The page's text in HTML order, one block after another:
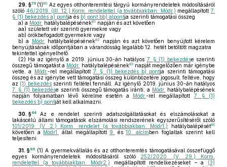
29. §79 (1)80 Az egyes otthonteremtési tárgyú kormányrendeletek módosításáról
szóló 46/2019. (III. 12.) Korm. rendelettel (a továbbiakban: Módr.) megállapított7.
§ (1) bekezdés a) pontja és b) pont bb) alpontja szerinti támogatási összeg
a) a Módr. hatálybalépésének81 napján és azt követően
aa) született vér szerinti gyermekre vagy
ab) örökbefogadott gyermekre vagy
b) a Módr. hatálybalépésének82
napján és azt követően benyújtott kérelem
benyújtásának időpontjában a várandósság legalább 12. hetét betöltött magzatra
tekintettel igényelhető.
(2) Ha az igénylő a 2019. június 30-án hatályos 7. § (1) bekezdése szerinti
összegű támogatást a Módr. hatálybalépésének83napját megelőzően már igénybe
vette, a
Módr.-rel megállapított7. § (1) bekezdés b) pontja szerinti támogatási
összeg és az igénybe vett támogatási összeg különbözetére jogosult, feltéve, hogy
az (1) bekezdésszerinti feltétel fennáll. Az igénylő 2019. június 30-án hatályos
7. § (1) bekezdése szerinti összegű támogatás iránti, a Módr. hatálybalépésének
napján folyamatban lévő kérelme esetén a Módr.-rel megállapított 7. § (1)
bekezdés b) pontját kell alkalmazni.
30. §84
Az e rendelet szerinti adatszolgáltatásokat és elszámolásokat a
lakáscélú állami támogatások elszámolási rendszerének egyszerűsítéséről szóló
101/2019. (V. 2.) Korm. rendelet (a továbbiakban: Módr1.) hatálybalépését85
követően a Módr1. által megállapított 9. és10. alcímben foglaltak szerint kell
teljesíteni.
31. §86 (1) A gyermekvállalás és az otthonteremtés támogatásával összefüggő
egyes kormányrendeletek módosításáról szóló 252/2020. (V. 29.) Korm.
rendelettel (a továbbiakban: Módr2.) megállapított rendelkezéseket – a (3)